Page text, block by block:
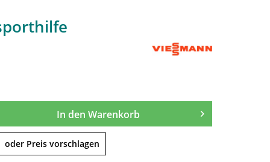
In den Warenkorb
oder Preis vorschlagen